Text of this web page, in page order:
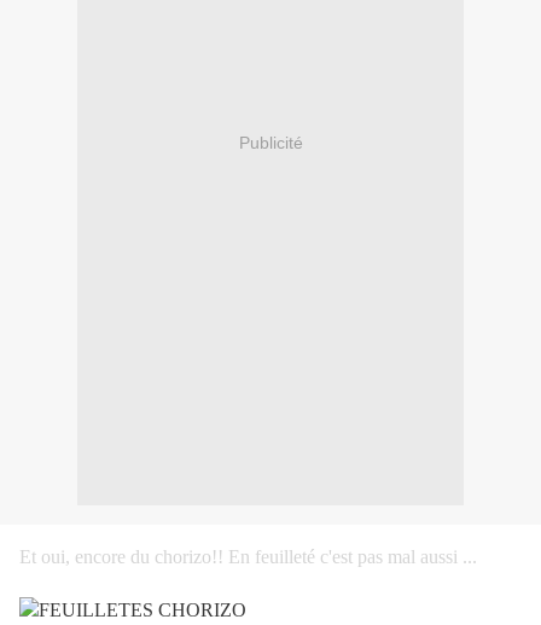
Publicité
Et oui, encore du chorizo!! En feuilleté c'est pas mal aussi ...